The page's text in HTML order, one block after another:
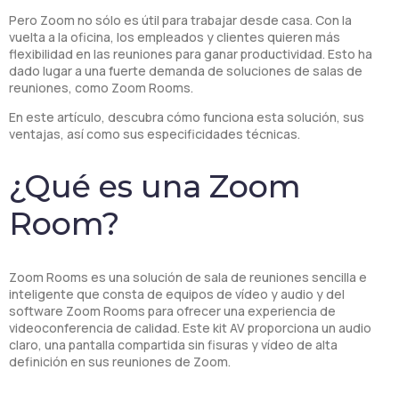
Pero Zoom no sólo es útil para trabajar desde casa. Con la
vuelta a la oficina, los empleados y clientes quieren más
flexibilidad en las reuniones para ganar productividad. Esto ha
dado lugar a una fuerte demanda de soluciones de salas de
reuniones, como Zoom Rooms.
En este artículo, descubra cómo funciona esta solución, sus
ventajas, así como sus especificidades técnicas.
¿Qué es una Zoom
Room?
Zoom Rooms es una solución de sala de reuniones sencilla e
inteligente que consta de equipos de vídeo y audio y del
software Zoom Rooms para ofrecer una experiencia de
videoconferencia de calidad. Este kit AV proporciona un audio
claro, una pantalla compartida sin fisuras y vídeo de alta
definición en sus reuniones de Zoom.